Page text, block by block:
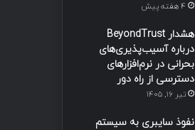
4 هفته پیش
هشدار BeyondTrust
درباره آسیب‌پذیری‌های
بحرانی در نرم‌افزارهای
دسترسی از راه دور
تیر ۱۶, ۱۴۰۵
نفوذ سایبری به سیستم